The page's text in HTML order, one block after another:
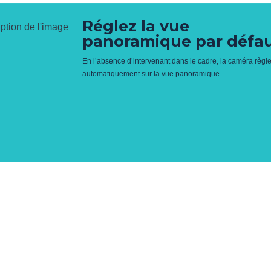
Réglez la vue
panoramique par
En l’absence d’intervenant dans le cadre, la caméra
automatiquement sur la vue panoramique.